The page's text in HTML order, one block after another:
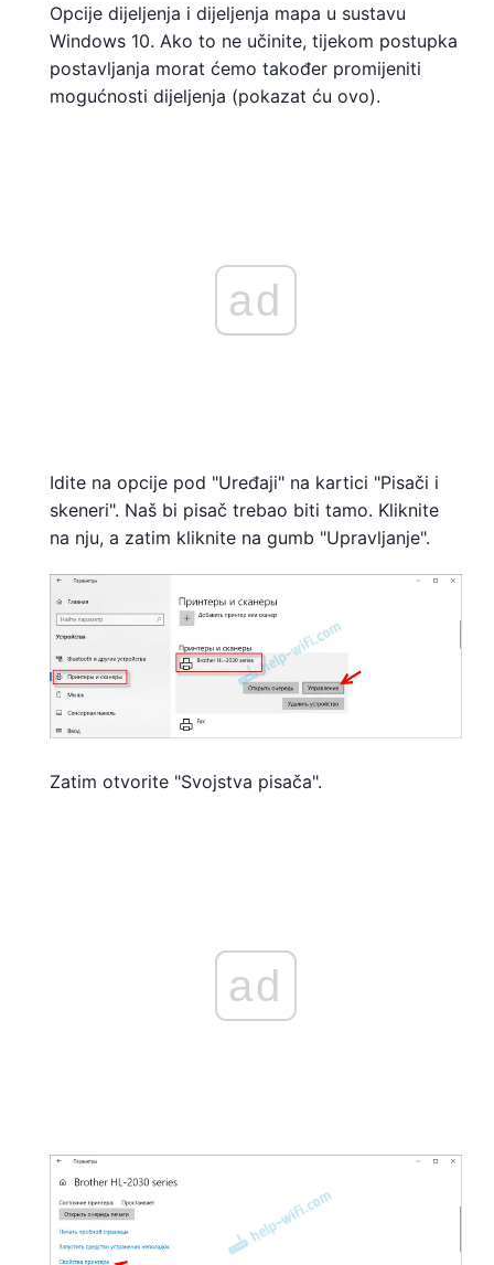
Opcije dijeljenja i dijeljenja mapa u sustavu
Windows 10. Ako to ne učinite, tijekom postupka
postavljanja morat ćemo također promijeniti
mogućnosti dijeljenja (pokazat ću ovo).
ad
Idite na opcije pod "Uređaji" na kartici "Pisači i
skeneri". Naš bi pisač trebao biti tamo. Kliknite
na nju, a zatim kliknite na gumb "Upravljanje".
Zatim otvorite "Svojstva pisača".
ad